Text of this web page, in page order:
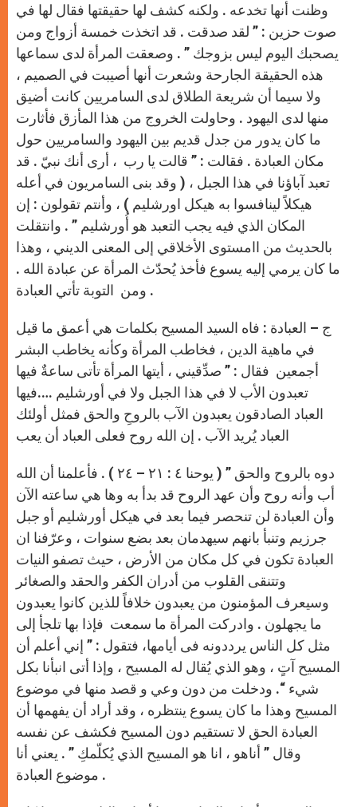
وظنت أنها تخدعه . ولكنه كشف لها حقيقتها فقال لها في
صوت حزين : ” لقد صدقت . قد اتخذت خمسة أزواج ومن
يصحبك اليوم ليس بزوجك ” . وصعقت المرأة لدى سماعها
هذه الحقيقة الجارحة وشعرت أنها أصيبت في الصميم ،
ولا سيما أن شريعة الطلاق لدى السامريين كانت أضيق
منها لدى اليهود . وحاولت الخروج من هذا المأزق فأثارت
ما كان يدور من جدل قديم بين اليهود والسامريين حول
مكان العبادة . فقالت : ” قالت يا رب ، أرى أنك نبيّ . قد
تعبد آباؤنا في هذا الجبل ، ( وقد بنى السامريون في أعله
هيكلاً لينافسوا به هيكل اورشليم ) ، وأنتم تقولون : إن
المكان الذي فيه يجب التعبد هو أُورشليم ” . وانتقلت
بالحديث من اامستوى الأخلاقي إلى المعنى الديني ، وهذا
ما كان يرمي إليه يسوع فأخذ يُحدّث المرأة عن عبادة الله .
ومن التوبة تأتي العبادة .
ج – العبادة : فاه السيد المسيح بكلمات هي أعمق ما قيل
في ماهية الدين ، فخاطب المرأة وكأنه يخاطب البشر
أجمعين فقال : ” صدِّقيني ، أيتها المرأة تأتى ساعةٌ فيها
تعبدون الأب لا في هذا الجبل ولا في أورشليم ….فيها
العباد الصادقون يعبدون الآب بالروحِ والحق فمثل أولئك
العباد يُريد الآب . إن الله روح فعلى العباد أن يعب
دوه بالروح والحق ” ( يوحنا ٤ : ٢١ – ٢٤ ) . فأعلمنا أن الله
أب وأنه روح وأن عهد الروح قد بدأ به وها هي ساعته الآن
وأن العبادة لن تنحصر فيما بعد في هيكل أورشليم أو جبل
جرزيم وتنبأ بانهم سيهدمان بعد بضع سنوات ، وعرّفنا ان
العبادة تكون في كل مكان من الأرض ، حيث تصفو النيات
وتتنقى القلوب من أدران الكفر والحقد والصغائر
وسيعرف المؤمنون من يعبدون خلافاً للذين كانوا يعبدون
ما يجهلون . وادركت المرأة ما سمعت فإذا بها تلجأ إلى
مثل كل الناس يرددونه فى أيامها، فتقول : ” إني أعلم أن
المسيح آتٍ ، وهو الذي يُقال له المسيح ، وإذا أتى انبأنا بكل
شيء “. ودخلت من دون وعي و قصد منها في موضوع
المسيح وهذا ما كان يسوع ينتظره ، وقد أراد أن يفهمها أن
العبادة الحق لا تستقيم دون المسيح فكشف عن نفسه
وقال ” أناهو ، انا هو المسيح الذي يُكلّمكِ ” . يعني أنا
موضوع العبادة .